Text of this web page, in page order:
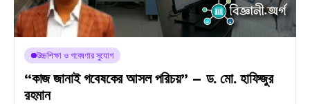
উচ্চশিক্ষা ও গবেষণার সুযোগ
“কাজ জানাই গবেষকের আসল পরিচয়” – ড. মো. হাফিজুর
রহমান